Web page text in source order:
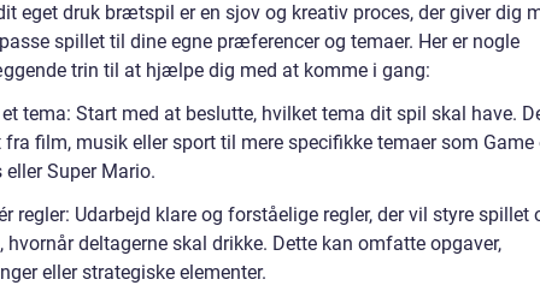
eget druk brætspil er en sjov og kreativ proces, der giver dig
spillet til dine egne præferencer og temaer. Her er nogle
trin til at hjælpe dig med at komme i gang:
tema: Start med at beslutte, hvilket tema dit spil skal have.
film, musik eller sport til mere specifikke temaer som Game
eller Super Mario.
regler: Udarbejd klare og forståelige regler, der vil styre spillet
hvornår deltagerne skal drikke. Dette kan omfatte opgaver,
eller strategiske elementer.